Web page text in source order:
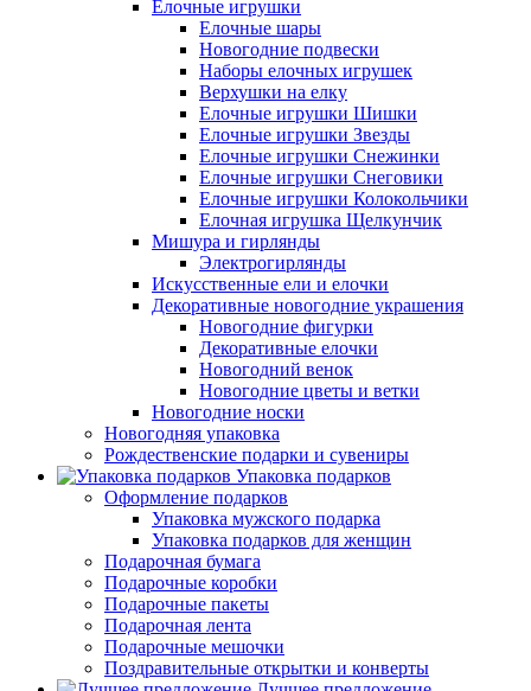
Елочные игрушки
Елочные шары
Новогодние подвески
Наборы елочных игрушек
Верхушки на елку
Елочные игрушки Шишки
Елочные игрушки Звезды
Елочные игрушки Снежинки
Елочные игрушки Снеговики
Елочные игрушки Колокольчики
Елочная игрушка Щелкунчик
Мишура и гирлянды
Электрогирлянды
Искусственные ели и елочки
Декоративные новогодние украшения
Новогодние фигурки
Декоративные елочки
Новогодний венок
Новогодние цветы и ветки
Новогодние носки
Новогодняя упаковка
Рождественские подарки и сувениры
Упаковка подарков
Оформление подарков
Упаковка мужского подарка
Упаковка подарков для женщин
Подарочная бумага
Подарочные коробки
Подарочные пакеты
Подарочная лента
Подарочные мешочки
Поздравительные открытки и конверты